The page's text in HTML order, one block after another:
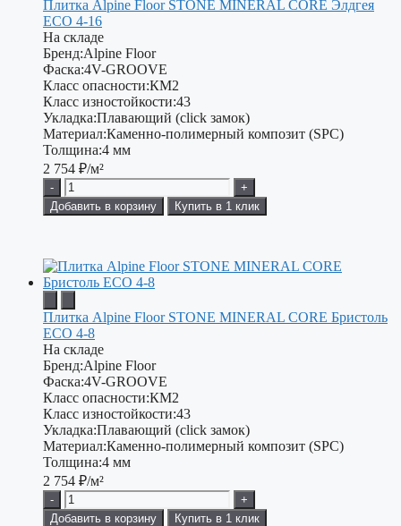
Плитка Alpine Floor STONE MINERAL CORE Элдгея
ЕСО 4-16
На складе
Бренд:Alpine Floor
Фаска:4V-GROOVE
Класс опасности:КМ2
Класс изностойкости:43
Укладка:Плавающий (click замок)
Материал:Каменно-полимерный композит (SPC)
Толщина:4 мм
2 754 ₽/м²
-
+
Добавить в корзину
Купить в 1 клик
Плитка Alpine Floor STONE MINERAL CORE Бристоль
ЕСО 4-8
На складе
Бренд:Alpine Floor
Фаска:4V-GROOVE
Класс опасности:КМ2
Класс изностойкости:43
Укладка:Плавающий (click замок)
Материал:Каменно-полимерный композит (SPC)
Толщина:4 мм
2 754 ₽/м²
-
+
Добавить в корзину
Купить в 1 клик